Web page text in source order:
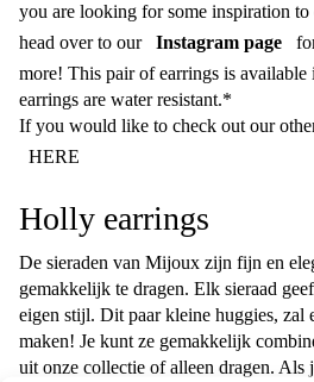
you are looking for some inspiration
head over to our
Instagram page
more! This pair of earrings is
earrings are water resistant.*
If you would like to check out our
HERE
Holly earrings
De sieraden van Mijoux zijn fijn en
gemakkelijk te dragen. Elk sieraad
eigen stijl. Dit paar kleine huggies, zal
maken! Je kunt ze gemakkelijk
uit onze collectie of alleen dragen. Als